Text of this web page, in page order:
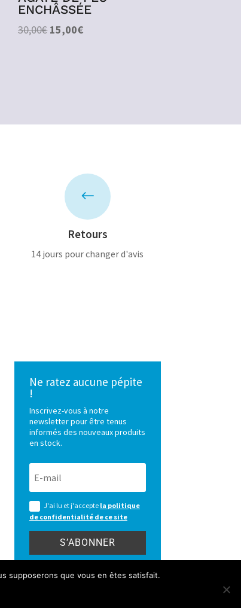
ENCHÂSSÉE
30,00€ Le
15,00€Le
#
Retours
14 jours pour changer d'avis
Ne ratez aucune pépite
!
Inscrivez-vous à notre
newsletter pour être tenus
informés des nouveaux produits
en stock.
J'ai lu et j'accepte la politique
de confidentialité de ce site
S’ABONNER
supposerons que vous en êtes satisfait.